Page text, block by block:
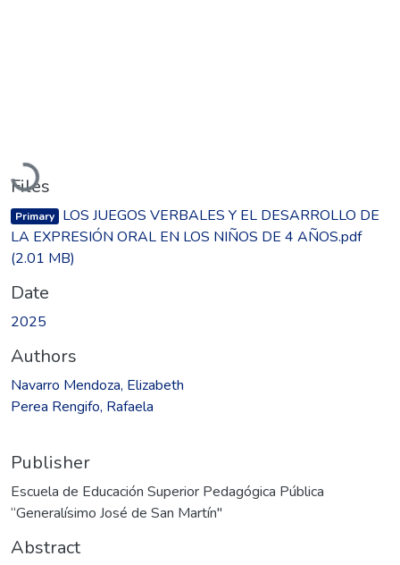
Loading...
Files
Primary LOS JUEGOS VERBALES Y EL DESARROLLO DE
LA EXPRESIÓN ORAL EN LOS NIÑOS DE 4 AÑOS.pdf
(2.01 MB)
Date
2025
Authors
Navarro Mendoza, Elizabeth
Perea Rengifo, Rafaela
Publisher
Escuela de Educación Superior Pedagógica Pública
“Generalísimo José de San Martín"
Abstract